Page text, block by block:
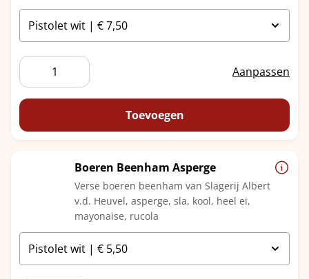
Zalmzijde
aantal
Aanpassen
Toevoegen
Boeren Beenham Asperge
Verse boeren beenham van Slagerij Albert
v.d. Heuvel, asperge, sla, kool, heel ei,
mayonaise, rucola